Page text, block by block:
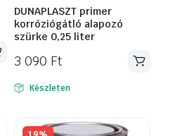
DUNAPLASZT primer
korróziógátló alapozó
szürke 0,25 liter
3 090 Ft
Készleten